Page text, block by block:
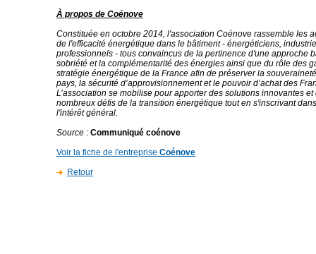
À propos de Coénove
Constituée en octobre 2014, l'association Coénove rassemble les
de l'efficacité énergétique dans le bâtiment - énergéticiens,
professionnels - tous convaincus de la pertinence d'une approche
sobriété et la complémentarité des énergies ainsi que du rôle des
stratégie énergétique de la France afin de préserver la
pays, la sécurité d’approvisionnement et le pouvoir d’achat des
L’association se mobilise pour apporter des solutions innovantes
nombreux défis de la transition énergétique tout en s'inscrivant
l'intérêt général.
Source : Communiqué coénove
Voir la fiche de l'entreprise Coénove
Retour